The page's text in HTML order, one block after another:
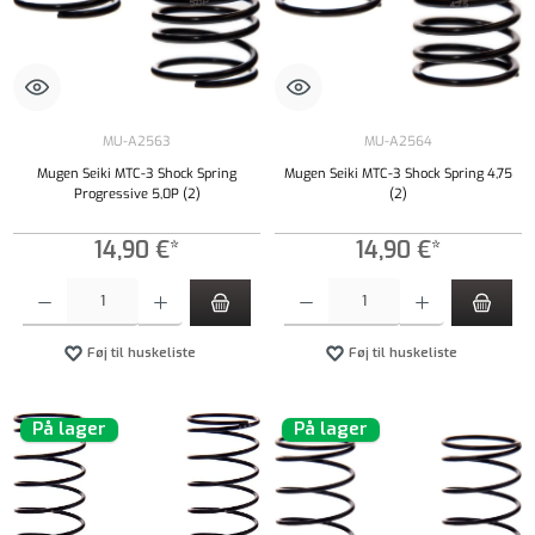
MU-A2563
Mugen Seiki MTC-3 Shock Spring
Progressive 5,0P (2)
14,90 €*
Føj til huskeliste
MU-A2564
Mugen Seiki MTC-3 Shock Spring 4,75
(2)
14,90 €*
Føj til huskeliste
På lager På lager